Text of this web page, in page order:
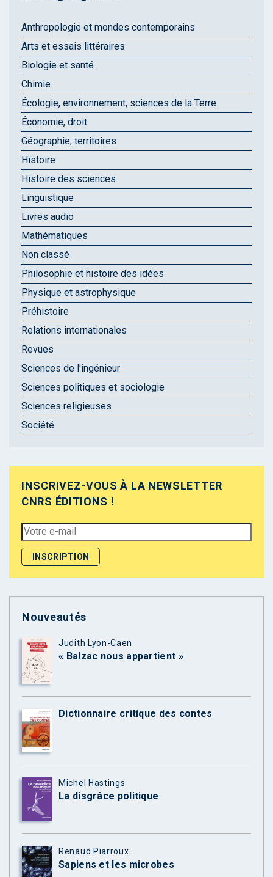
Anthropologie et mondes contemporains
Arts et essais littéraires
Biologie et santé
Chimie
Écologie, environnement, sciences de la Terre
Économie, droit
Géographie, territoires
Histoire
Histoire des sciences
Linguistique
Livres audio
Mathématiques
Non classé
Philosophie et histoire des idées
Physique et astrophysique
Préhistoire
Relations internationales
Revues
Sciences de l'ingénieur
Sciences politiques et sociologie
Sciences religieuses
Société
INSCRIVEZ-VOUS À LA NEWSLETTER
CNRS ÉDITIONS !
Nouveautés
Judith Lyon-Caen
« Balzac nous appartient »
Dictionnaire critique des contes
Michel Hastings
La disgrâce politique
Renaud Piarroux
Sapiens et les microbes